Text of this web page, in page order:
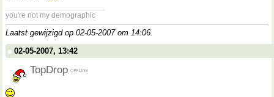
you're not my demographic
Laatst gewijzigd op 02-05-2007 om 14:06.
02-05-2007, 13:42
TopDrop